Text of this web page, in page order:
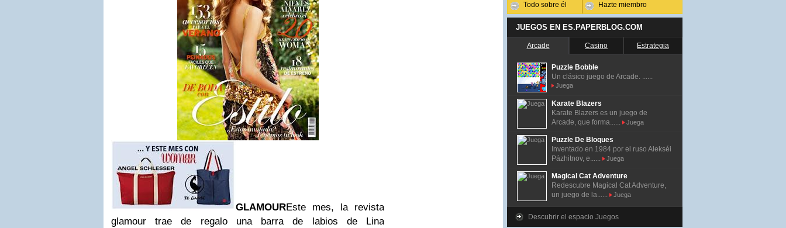
GLAMOUREste mes, la revista
glamour trae de regalo una barra de labios de Lina
Todo sobre él Hazte miembro
JUEGOS EN ES.PAPERBLOG.COM
Arcade Casino Estrategia
Puzzle Bobble
Un clásico juego de Arcade. ......
Juega
Karate Blazers
Karate Blazers es un juego de
Arcade, que forma......
Juega
Puzzle De Bloques
Inventado en 1984 por el ruso Alekséi
Pázhitnov, e......
Juega
Magical Cat Adventure
Redescubre Magical Cat Adventure,
un juego de la......
Juega
Descubrir el espacio Juegos